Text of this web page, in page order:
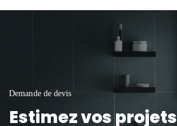
Demande de devis
Estimez vos projets